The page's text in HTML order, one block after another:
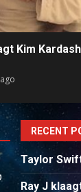
Kim
RECENT
Taylor
Ray J